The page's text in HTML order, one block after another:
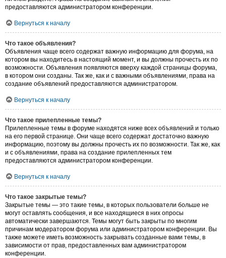
предоставляются администратором конференции.
Вернуться к началу
Что такое объявления?
Объявления чаще всего содержат важную информацию для форума, на
котором вы находитесь в настоящий момент, и вы должны прочесть их по
возможности. Объявления появляются вверху каждой страницы форума,
в котором они созданы. Так же, как и с важными объявлениями, права на
создание объявлений предоставляются администратором.
Вернуться к началу
Что такое прилепленные темы?
Прилепленные темы в форуме находятся ниже всех объявлений и только
на его первой странице. Они чаще всего содержат достаточно важную
информацию, поэтому вы должны прочесть их по возможности. Так же, как
и с объявлениями, права на создание прилепленных тем
предоставляются администратором конференции.
Вернуться к началу
Что такое закрытые темы?
Закрытые темы — это такие темы, в которых пользователи больше не
могут оставлять сообщения, и все находящиеся в них опросы
автоматически завершаются. Темы могут быть закрыты по многим
причинам модератором форума или администратором конференции. Вы
также можете иметь возможность закрывать созданные вами темы, в
зависимости от прав, предоставленных вам администратором
конференции.